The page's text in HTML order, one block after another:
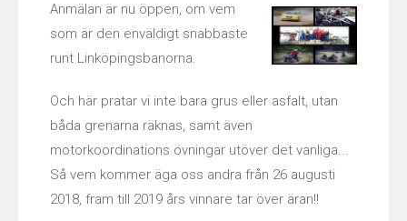
BOKA TID
ARIEL SVERIGE
ATOM
NOMAD
ACE
Anmälan är nu öppen, om vem
som är den enväldigt snabbaste
runt Linköpingsbanorna.
Och här pratar vi inte bara grus eller asfalt, utan
båda grenarna räknas, samt även
motorkoordinations övningar utöver det vanliga...
Så vem kommer äga oss andra från 26 augusti
2018, fram till 2019 års vinnare tar över äran!!